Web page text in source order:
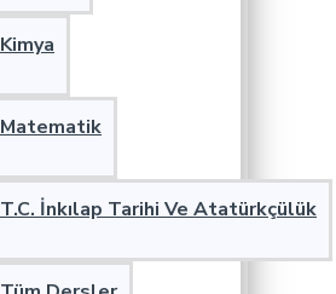
Kimya
Matematik
T.C. İnkılap Tarihi Ve Atatürkçülük